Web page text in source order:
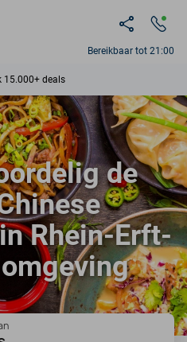
Bereikbaar tot 21:00
15.000+ deals
week beschikbaar
leden
9,4
15.000+ deals
de
Rhein-Erft-